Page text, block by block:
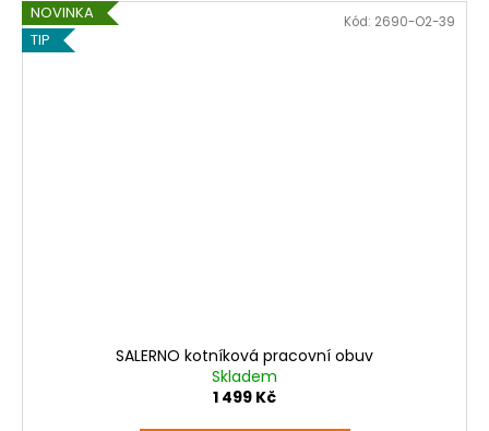
NOVINKA
TIP
SALERNO kotníková pracovní obuv
Skladem
1 499 Kč
Kód: 2690-O2-39